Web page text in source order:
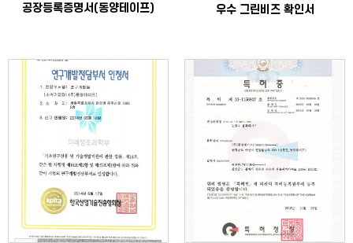
공장등록증명서(동양테이프) 우수 그린비즈 확인서